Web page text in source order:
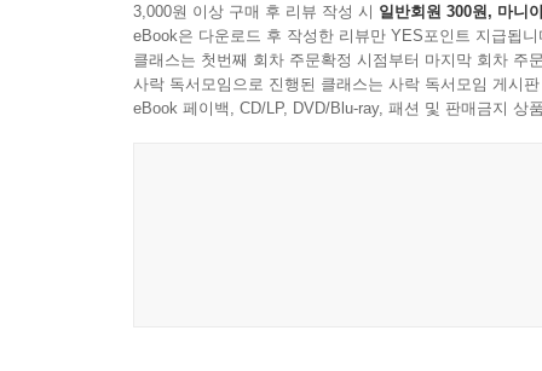
이 책을 덮고 나면 부모는 한 가지를 분명히 알게
부모가 남겨 주어야 하는 것은 통제가 아니라 독
해주는 단단한 기준이 되어 줄 것입니다.
3,000원 이상 구매 후 리뷰 작성 시 일반회원 300원, 마니
eBook은 다운로드 후 작성한 리뷰만 YES포인트 지급됩니
클래스는 첫번째 회차 주문확정 시점부터 마지막 회차 주
사락 독서모임으로 진행된 클래스는 사락 독서모임 게시
eBook 페이백, CD/LP, DVD/Blu-ray, 패션 및 판매금지 상